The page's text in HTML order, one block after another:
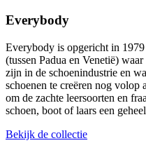
Everybody
Everybody is opgericht in
(tussen Padua en Venetië)
zijn in de schoenindustrie en
schoenen te creëren nog
om de zachte leersoorten en
schoen, boot of laars een
Bekijk de collectie